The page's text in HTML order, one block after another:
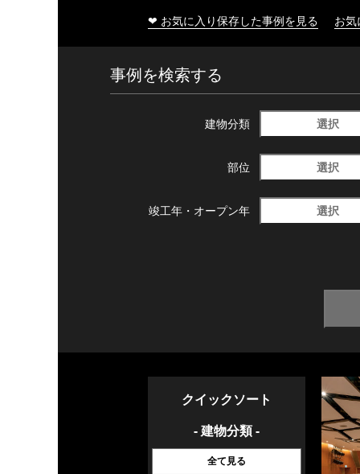
❤ お気に入り保存した事例を見る お
事例を検索する
建物分類 選択
部位 選択
竣工年・ オープン年 選択
クイックソート
- 建物分類 -
全て見る